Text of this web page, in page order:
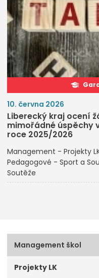
10. června 2026
Liberecký kraj ocení
mimořádné úspěchy
roce 2025/2026
Management - Projekty
Pedagogové - Sport a
Soutěže
Management škol
Projekty LK